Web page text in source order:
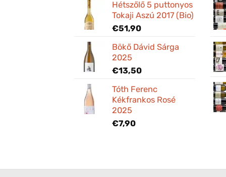
Hétszőlő 5 puttonyos
Tokaji Aszú 2017 (Bio)
€51,90
Bökő Dávid Sárga
2025
€13,50
Tóth Ferenc
Kékfrankos Rosé
2025
€7,90